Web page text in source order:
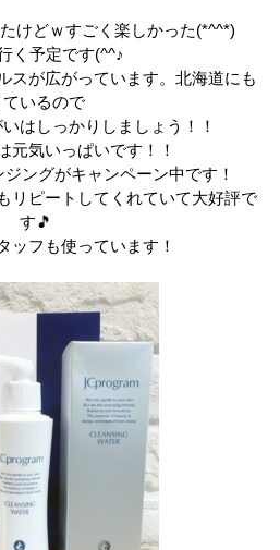
けどｗすごく楽しかった(*^^*)
く予定です(^^♪
スが広がっています。北海道にも
ているので
はしっかりしましょう！！
元気いっぱいです！！
ングがキャンペーン中です！
リピートしてくれていて大好評で
す🎵
ッフも使っています！